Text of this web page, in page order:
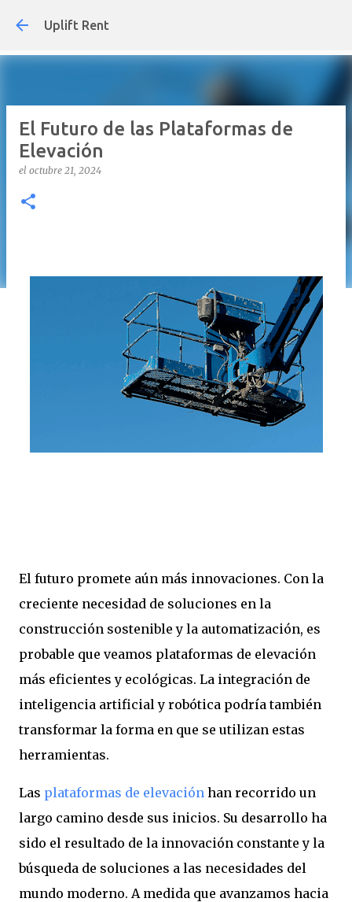
Uplift Rent
El Futuro de las Plataformas de
Elevación
el octubre 21, 2024
El futuro promete aún más innovaciones. Con la
creciente necesidad de soluciones en la
construcción sostenible y la automatización, es
probable que veamos plataformas de elevación
más eficientes y ecológicas. La integración de
inteligencia artificial y robótica podría también
transformar la forma en que se utilizan estas
herramientas.
Las plataformas de elevación han recorrido un
largo camino desde sus inicios. Su desarrollo ha
sido el resultado de la innovación constante y la
búsqueda de soluciones a las necesidades del
mundo moderno. A medida que avanzamos hacia